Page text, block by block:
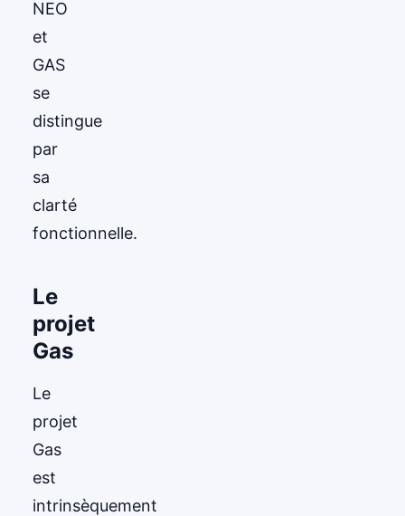
NEO
et
GAS
se
distingue
par
sa
clarté
fonctionnelle.
Le
projet
Gas
Le
projet
Gas
est
intrinsèquement